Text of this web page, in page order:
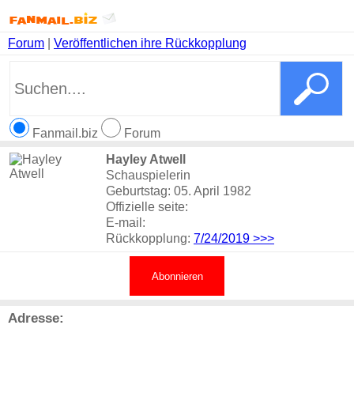
Forum Veröffentlichen ihre Rückkopplung
Fanmail.biz
Forum
Hayley Atwell
Schauspielerin
Geburtstag: 05. April 1982
Offizielle seite:
E-mail:
Rückkopplung: 7/24/2019 >>>
Abonnieren
Adresse: